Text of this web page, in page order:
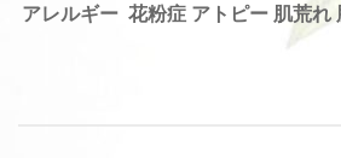
ビ
アレルギー 花粉症 アトピー 肌荒れ